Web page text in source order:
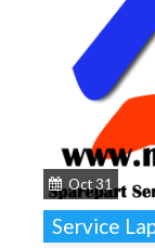
Oct 31
Service